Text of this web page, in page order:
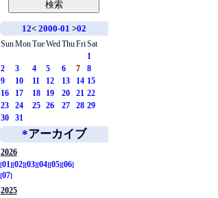
12< 2000-01 >02
SunMonTueWed ThuFriSat
1
2
3 4 5 6 7
8
9
10 11 12 13 14 15
16
17 18 19 20 21 22
23
24 25 26 27 28 29
30
31
*アーカイブ
2026
01
02 03 04 05 06
07
2025